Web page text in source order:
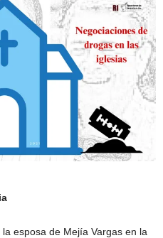
esposa de Mejía Vargas en la